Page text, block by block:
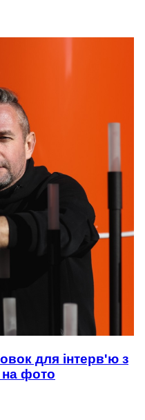
для інтерв'ю з
фото